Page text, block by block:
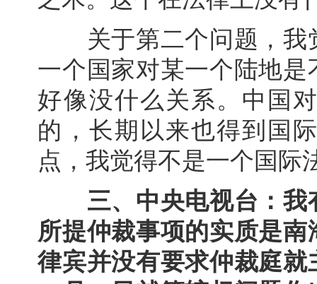
关于第二个问题，我
一个国家对某一个陆地
好像没什么关系。中国
的，长期以来也得到国
点，我觉得不是一个国际
三、中央电视台：
所提仲裁事项的实质是
律宾并没有要求仲裁庭